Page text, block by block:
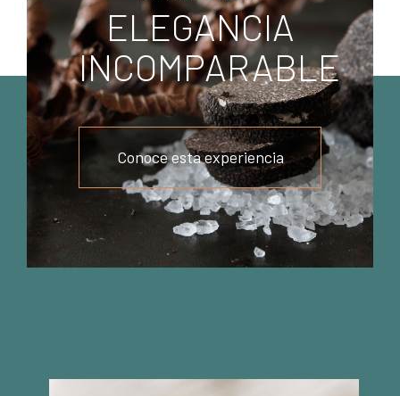
ELEGANCIA
INCOMPARABLE
Conoce esta experiencia